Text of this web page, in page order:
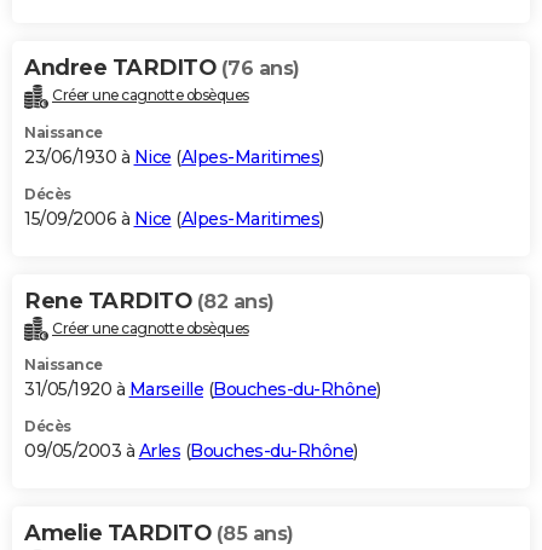
Andree TARDITO (76 ans)
Créer une cagnotte obsèques
Naissance
23/06/1930 à Nice (Alpes-Maritimes)
Décès
15/09/2006 à Nice (Alpes-Maritimes)
Rene TARDITO (82 ans)
Créer une cagnotte obsèques
Naissance
31/05/1920 à Marseille (Bouches-du-Rhône)
Décès
09/05/2003 à Arles (Bouches-du-Rhône)
Amelie TARDITO (85 ans)